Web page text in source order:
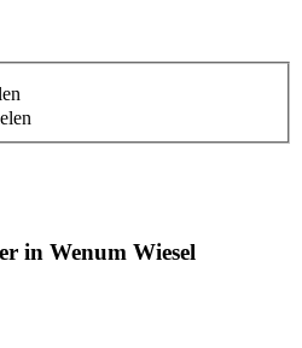
in Wenum Wiesel